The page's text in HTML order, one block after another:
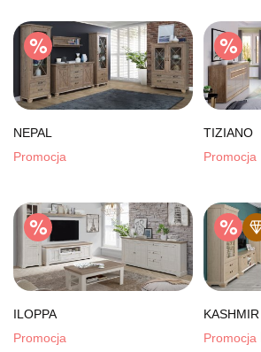
NEPAL
Promocja
TIZIANO
Promocja
ILOPPA
Promocja
KASHMIR
Promocja